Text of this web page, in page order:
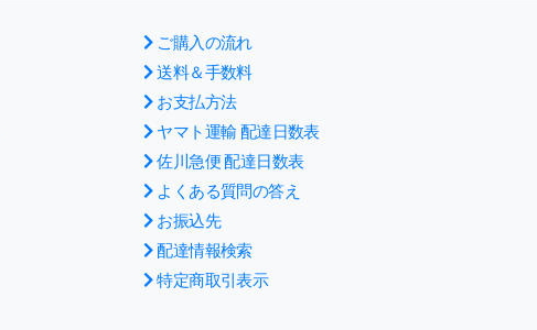
ご購入の流れ
送料＆手数料
お支払方法
ヤマト運輸 配達日数表
佐川急便 配達日数表
よくある質問の答え
お振込先
配達情報検索
特定商取引表示